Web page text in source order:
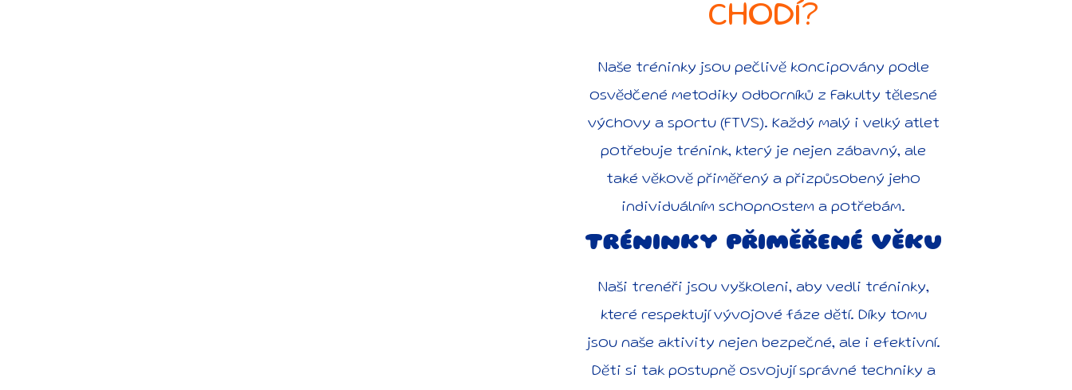
CHODÍ?
Naše tréninky jsou pečlivě koncipovány podle
osvědčené metodiky odborníků z Fakulty tělesné
výchovy a sportu (FTVS). Každý malý i velký atlet
potřebuje trénink, který je nejen zábavný, ale
také věkově přiměřený a přizpůsobený jeho
individuálním schopnostem a potřebám.
TRÉNINKY PŘIMĚŘENÉ VĚKU
Naši trenéři jsou vyškoleni, aby vedli tréninky,
které respektují vývojové fáze dětí. Díky tomu
jsou naše aktivity nejen bezpečné, ale i efektivní.
Děti si tak postupně osvojují správné techniky a